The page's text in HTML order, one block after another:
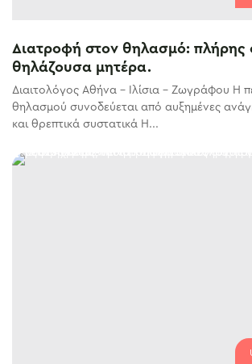
Διατροφή στον θηλασμό: πλήρης
θηλάζουσα μητέρα.
Διαιτολόγος Αθήνα – Ιλίσια – Ζωγράφου Η
θηλασμού συνοδεύεται από αυξημένες
και θρεπτικά συστατικά Η...